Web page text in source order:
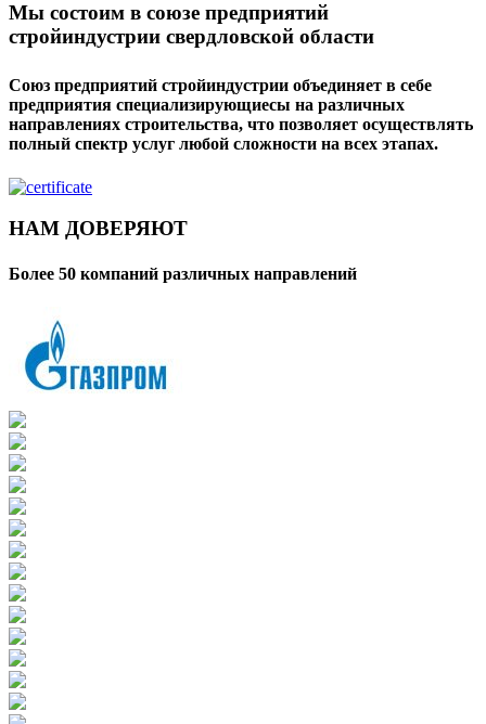
Мы состоим в союзе предприятий
стройиндустрии свердловской области
Союз предприятий стройиндустрии объединяет в себе
предприятия специализирующиесы на различных
направлениях строительства, что позволяет осуществлять
полный спектр услуг любой сложности на всех этапах.
НАМ ДОВЕРЯЮТ
Более 50 компаний различных направлений